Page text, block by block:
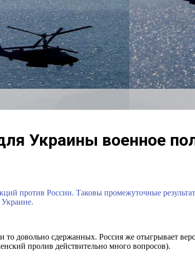
Украины военное
против России. Таковы промежуточные
довольно сдержанных. Россия же отыгрывает
пролив действительно много вопросов).